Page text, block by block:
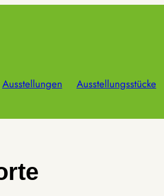
Ausstellungen Ausstellungsstücke